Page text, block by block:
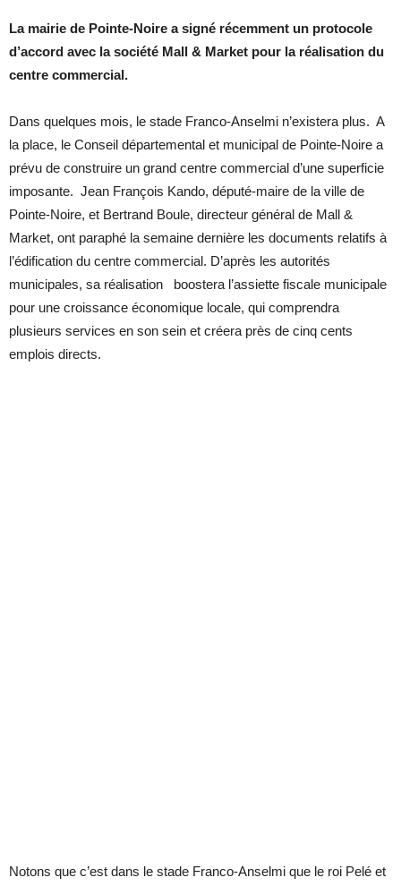
La mairie de Pointe-Noire a signé récemment un protocole
d’accord avec la société Mall & Market pour la réalisation du
centre commercial.
Dans quelques mois, le stade Franco-Anselmi n’existera plus. A
la place, le Conseil départemental et municipal de Pointe-Noire a
prévu de construire un grand centre commercial d’une superficie
imposante. Jean François Kando, député-maire de la ville de
Pointe-Noire, et Bertrand Boule, directeur général de Mall &
Market, ont paraphé la semaine dernière les documents relatifs à
l’édification du centre commercial. D’après les autorités
municipales, sa réalisation boostera l’assiette fiscale municipale
pour une croissance économique locale, qui comprendra
plusieurs services en son sein et créera près de cinq cents
emplois directs.
Notons que c’est dans le stade Franco-Anselmi que le roi Pelé et